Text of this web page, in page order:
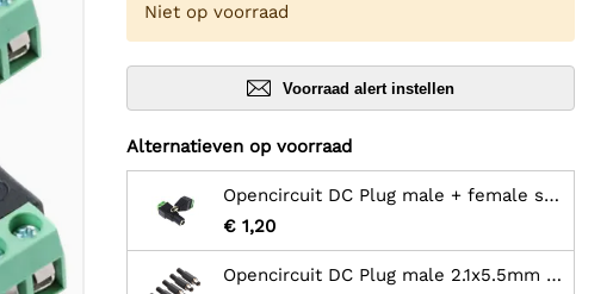
Niet op voorraad
Voorraad alert instellen
Alternatieven op voorraad
Opencircuit DC Plug male + female set - 5,5mm x 2,1mm naar kroonsteen
€ 1,20
Opencircuit DC Plug male 2.1x5.5mm - 5 stuks